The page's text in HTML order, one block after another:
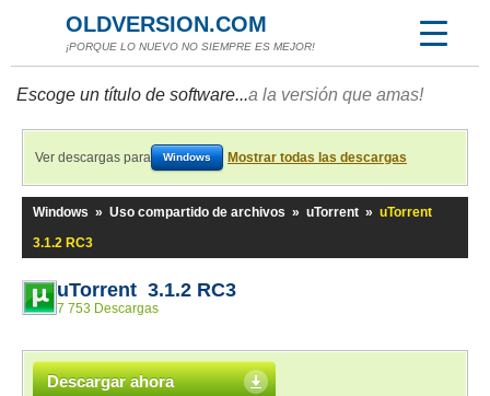
OLDVERSION.COM
¡PORQUE LO NUEVO NO SIEMPRE ES MEJOR!
Escoge un título de software...a la versión que amas!
Ver descargas para Windows Mostrar todas las descargas
Windows » Uso compartido de archivos » uTorrent » uTorrent
3.1.2 RC3
uTorrent 3.1.2 RC3
7 753 Descargas
Descargar ahora